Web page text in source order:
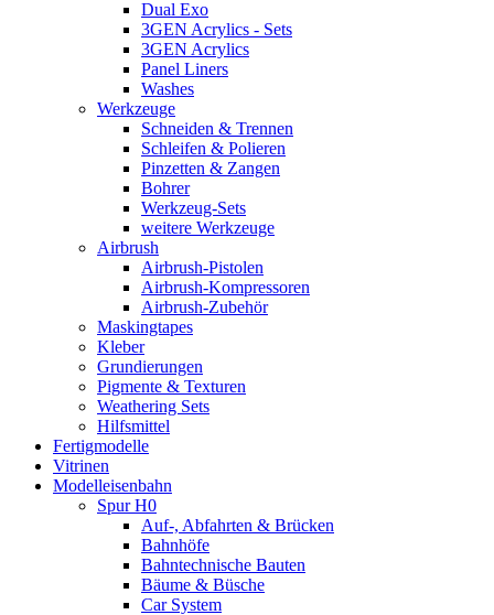
Dual Exo
3GEN Acrylics - Sets
3GEN Acrylics
Panel Liners
Washes
Werkzeuge
Schneiden & Trennen
Schleifen & Polieren
Pinzetten & Zangen
Bohrer
Werkzeug-Sets
weitere Werkzeuge
Airbrush
Airbrush-Pistolen
Airbrush-Kompressoren
Airbrush-Zubehör
Maskingtapes
Kleber
Grundierungen
Pigmente & Texturen
Weathering Sets
Hilfsmittel
Fertigmodelle
Vitrinen
Modelleisenbahn
Spur H0
Auf-, Abfahrten & Brücken
Bahnhöfe
Bahntechnische Bauten
Bäume & Büsche
Car System